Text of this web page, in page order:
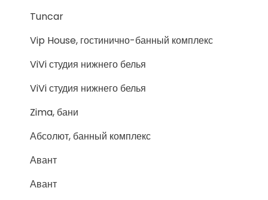
Tuncar
Vip House, гостинично-банный комплекс
ViVi студия нижнего белья
ViVi студия нижнего белья
Zima, бани
Абсолют, банный комплекс
Авант
Авант